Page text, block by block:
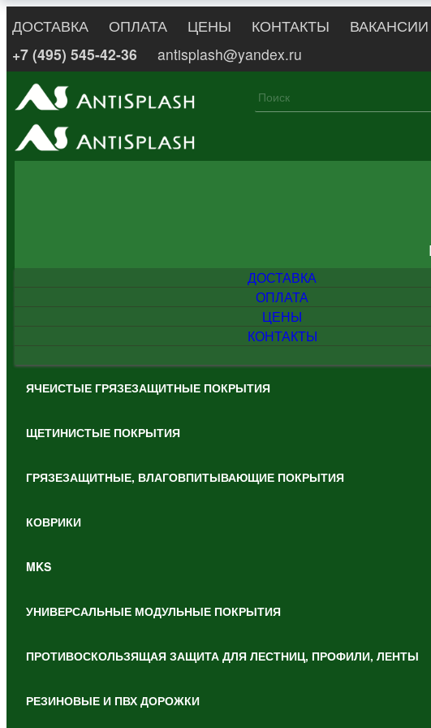
ДОСТАВКА ОПЛАТА ЦЕНЫ КОНТАКТЫ
ВАКАНСИИ
+7 (495) 545-42-36
antisplash@yandex.ru
ДОСТАВКА
ОПЛАТА
ЦЕНЫ
КОНТАКТЫ
ЯЧЕИСТЫЕ ГРЯЗЕЗАЩИТНЫЕ ПОКРЫТИЯ
ЩЕТИНИСТЫЕ ПОКРЫТИЯ
ГРЯЗЕЗАЩИТНЫЕ, ВЛАГОВПИТЫВАЮЩИЕ ПОКРЫТИЯ
КОВРИКИ
MKS
УНИВЕРСАЛЬНЫЕ МОДУЛЬНЫЕ ПОКРЫТИЯ
ПРОТИВОСКОЛЬЗЯЩАЯ ЗАЩИТА ДЛЯ ЛЕСТНИЦ, ПРОФИЛИ, ЛЕНТЫ
РЕЗИНОВЫЕ И ПВХ ДОРОЖКИ